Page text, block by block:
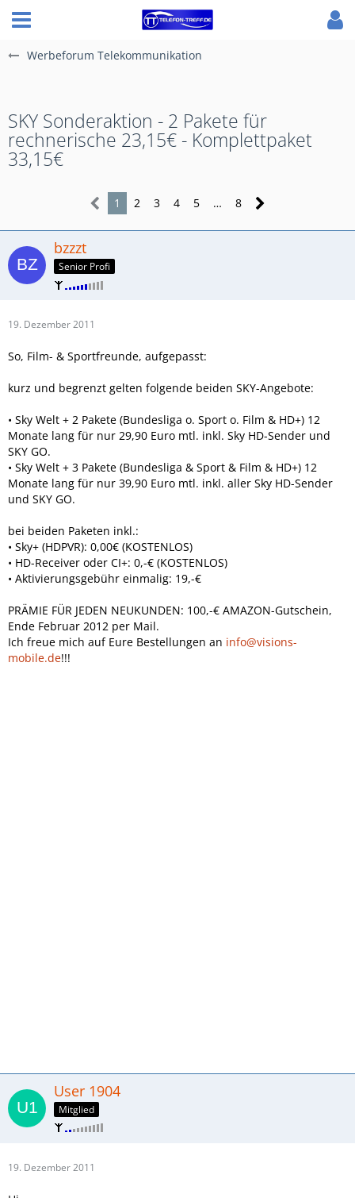
Werbeforum Telekommunikation
SKY Sonderaktion - 2 Pakete für
rechnerische 23,15€ - Komplettpaket
33,15€
1 2 3 4 5 … 8
bzzzt
Senior Profi
19. Dezember 2011
So, Film- & Sportfreunde, aufgepasst:
kurz und begrenzt gelten folgende beiden SKY-Angebote:
• Sky Welt + 2 Pakete (Bundesliga o. Sport o. Film & HD+) 12
Monate lang für nur 29,90 Euro mtl. inkl. Sky HD-Sender und
SKY GO.
• Sky Welt + 3 Pakete (Bundesliga & Sport & Film & HD+) 12
Monate lang für nur 39,90 Euro mtl. inkl. aller Sky HD-Sender
und SKY GO.
bei beiden Paketen inkl.:
• Sky+ (HDPVR): 0,00€ (KOSTENLOS)
• HD-Receiver oder CI+: 0,-€ (KOSTENLOS)
• Aktivierungsgebühr einmalig: 19,-€
PRÄMIE FÜR JEDEN NEUKUNDEN: 100,-€ AMAZON-Gutschein,
Ende Februar 2012 per Mail.
Ich freue mich auf Eure Bestellungen an info@visions-
mobile.de!!!
User 1904
Mitglied
19. Dezember 2011